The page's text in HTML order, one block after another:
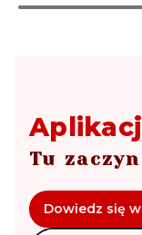
Tu
Dowiedz się